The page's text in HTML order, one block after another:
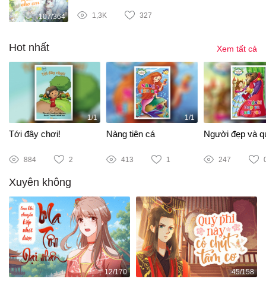
107/364 1,3K 327
Hot nhất Xem tất cả
1/1
Tới đây chơi!
884 2
1/1
Nàng tiên cá
413 1
Người đẹp và
247
Xuyên không
12/170 45/158